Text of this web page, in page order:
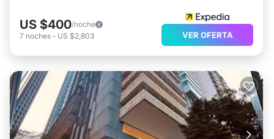
US $400/noche
7 noches - US $2,803 VER OFERTA